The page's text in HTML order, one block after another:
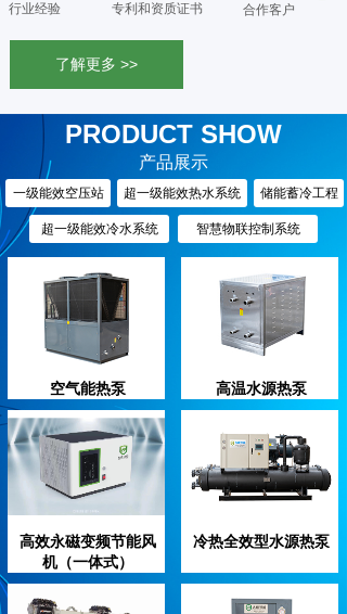
行业经验 专利和资质证书 合作客户
了解更多 >>
PRODUCT SHOW
空气能热泵 高温水源热泵
高效永磁变频节能风
机（一体式）
冷热全效型水源热泵
产品展示
超一级能效冷水系统
储能蓄冷工程
智慧物联控制系统
超一级能效热水系统
一级能效空压站